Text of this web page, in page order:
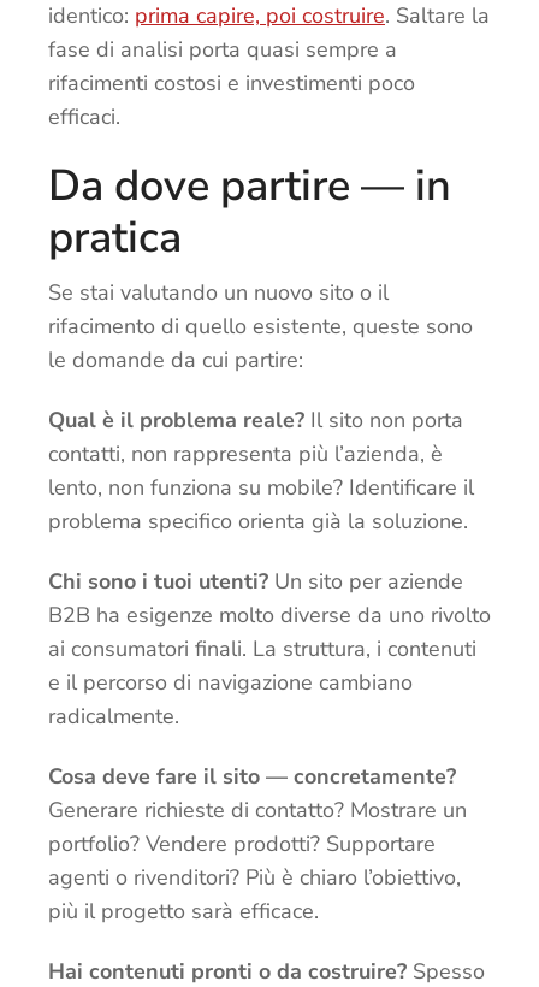
identico: prima capire, poi costruire. Saltare la
fase di analisi porta quasi sempre a
rifacimenti costosi e investimenti poco
efficaci.
Da dove partire — in
pratica
Se stai valutando un nuovo sito o il
rifacimento di quello esistente, queste sono
le domande da cui partire:
Qual è il problema reale? Il sito non porta
contatti, non rappresenta più l’azienda, è
lento, non funziona su mobile? Identificare il
problema specifico orienta già la soluzione.
Chi sono i tuoi utenti? Un sito per aziende
B2B ha esigenze molto diverse da uno rivolto
ai consumatori finali. La struttura, i contenuti
e il percorso di navigazione cambiano
radicalmente.
Cosa deve fare il sito — concretamente?
Generare richieste di contatto? Mostrare un
portfolio? Vendere prodotti? Supportare
agenti o rivenditori? Più è chiaro l’obiettivo,
più il progetto sarà efficace.
Hai contenuti pronti o da costruire? Spesso